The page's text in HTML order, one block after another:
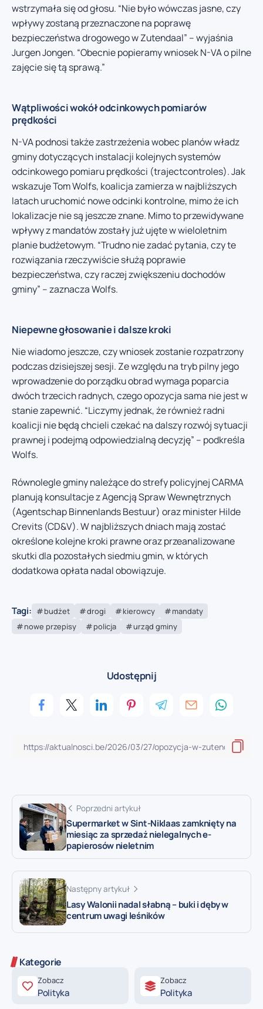
wstrzymała się od głosu. “Nie było wówczas jasne, czy
wpływy zostaną przeznaczone na poprawę
bezpieczeństwa drogowego w Zutendaal” – wyjaśnia
Jurgen Jongen. “Obecnie popieramy wniosek N-VA o pilne
zajęcie się tą sprawą.”
Wątpliwości wokół odcinkowych pomiarów
prędkości
N-VA podnosi także zastrzeżenia wobec planów władz
gminy dotyczących instalacji kolejnych systemów
odcinkowego pomiaru prędkości (trajectcontroles). Jak
wskazuje Tom Wolfs, koalicja zamierza w najbliższych
latach uruchomić nowe odcinki kontrolne, mimo że ich
lokalizacje nie są jeszcze znane. Mimo to przewidywane
wpływy z mandatów zostały już ujęte w wieloletnim
planie budżetowym. “Trudno nie zadać pytania, czy te
rozwiązania rzeczywiście służą poprawie
bezpieczeństwa, czy raczej zwiększeniu dochodów
gminy” – zaznacza Wolfs.
Niepewne głosowanie i dalsze kroki
Nie wiadomo jeszcze, czy wniosek zostanie rozpatrzony
podczas dzisiejszej sesji. Ze względu na tryb pilny jego
wprowadzenie do porządku obrad wymaga poparcia
dwóch trzecich radnych, czego opozycja sama nie jest w
stanie zapewnić. “Liczymy jednak, że również radni
koalicji nie będą chcieli czekać na dalszy rozwój sytuacji
prawnej i podejmą odpowiedzialną decyzję” – podkreśla
Wolfs.
Równolegle gminy należące do strefy policyjnej CARMA
planują konsultacje z Agencją Spraw Wewnętrznych
(Agentschap Binnenlands Bestuur) oraz minister Hilde
Crevits (CD&V). W najbliższych dniach mają zostać
określone kolejne kroki prawne oraz przeanalizowane
skutki dla pozostałych siedmiu gmin, w których
dodatkowa opłata nadal obowiązuje.
Tagi: budżet drogi kierowcy
mandaty
nowe przepisy
policja urząd gminy
Udostępnij
Poprzedni artykuł
Supermarket w Sint-Niklaas zamknięty na
miesiąc za sprzedaż nielegalnych e-
papierosów nieletnim
Następny artykuł
Lasy Walonii nadal słabną – buki i dęby w
centrum uwagi leśników
Kategorie
Zobacz
Polityka
Zobacz
Polityka